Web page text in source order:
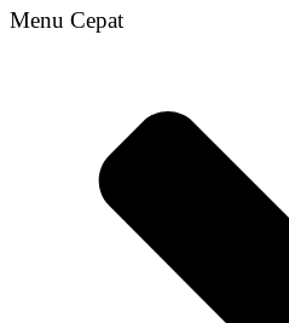
Menu Cepat